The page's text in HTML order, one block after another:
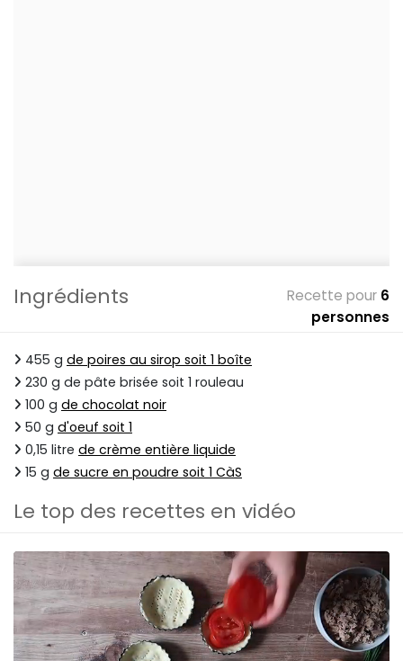
Ingrédients Recette pour 6
personnes
455 g de poires au sirop soit 1 boîte
230 g de pâte brisée soit 1 rouleau
100 g de chocolat noir
50 g d'oeuf soit 1
0,15 litre de crème entière liquide
15 g de sucre en poudre soit 1 CàS
Le top des recettes en vidéo